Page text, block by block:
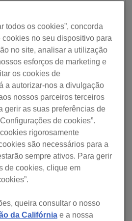
do rekordbox fornecida pela
Professional é o primeiro
capacidade de armazenamento
– líder em serviço de cloud. Isto
em segurança uma
música online –
da sua biblioteca
upload de todas as faixas para a
os metadados tais como
de loop e tag. Apenas
Dropbox, na qual poderá utilizar
para sua utilização pessoal ou
Collection Auto Upload e de
automaticamente. Saiba ainda
Professional, não precisará
todos os cookies”, concorda
no seu dispositivo para
no site, analisar a utilização
esforços de marketing e
os cookies de
a autorizar-nos a divulgação
nossos parceiros terceiros
gerir as suas preferências de
de cookies”.
rigorosamente
são necessários para a
sempre ativos. Para gerir
de cookies, clique em
queira consultar o nosso
da Califórniae a nossa